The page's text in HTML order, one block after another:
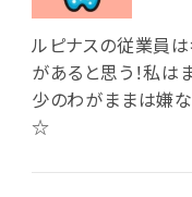
ルピナスの従業員は
があると思う！私は
少のわがままは嫌
☆